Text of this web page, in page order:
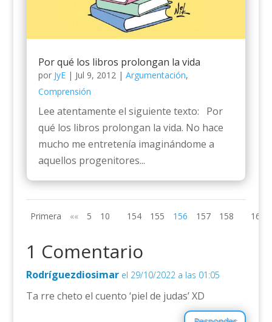
Por qué los libros prolongan la vida
por JyE| Jul 9, 2012 | Argumentación,
Comprensión
Lee atentamente el siguiente texto: Por
qué los libros prolongan la vida. No hace
mucho me entretenía imaginándome a
aquellos progenitores...
Primera «« 5 10 154 155 156 157 158 165
1 Comentario
Rodríguezdiosimar el 29/10/2022 a las 01:05
Ta rre cheto el cuento ‘piel de judas’ XD